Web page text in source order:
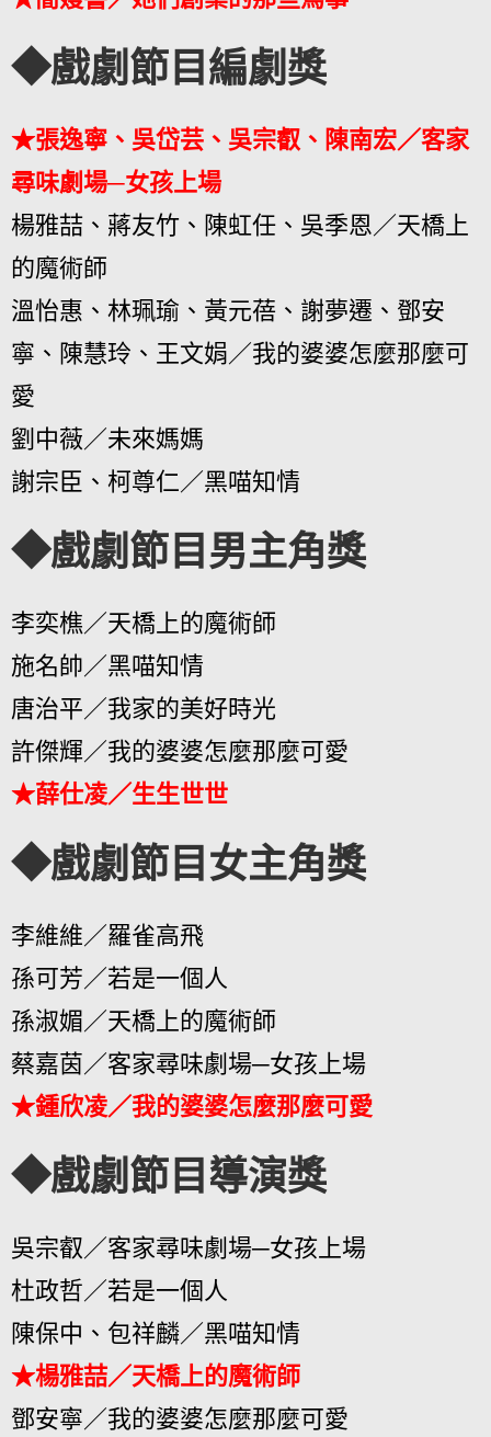
◆戲劇節目編劇獎
★張逸寧、吳岱芸、吳宗叡、陳南宏／客家
尋味劇場─女孩上場
楊雅喆、蔣友竹、陳虹任、吳季恩／天橋上
的魔術師
溫怡惠、林珮瑜、黃元蓓、謝夢遷、鄧安
寧、陳慧玲、王文娟／我的婆婆怎麼那麼可
愛
劉中薇／未來媽媽
謝宗臣、柯尊仁／黑喵知情
◆戲劇節目男主角獎
李奕樵／天橋上的魔術師
施名帥／黑喵知情
唐治平／我家的美好時光
許傑輝／我的婆婆怎麼那麼可愛
★薛仕凌／生生世世
◆戲劇節目女主角獎
李維維／羅雀高飛
孫可芳／若是一個人
孫淑媚／天橋上的魔術師
蔡嘉茵／客家尋味劇場─女孩上場
★鍾欣凌／我的婆婆怎麼那麼可愛
◆戲劇節目導演獎
吳宗叡／客家尋味劇場─女孩上場
杜政哲／若是一個人
陳保中、包祥麟／黑喵知情
★楊雅喆／天橋上的魔術師
鄧安寧／我的婆婆怎麼那麼可愛